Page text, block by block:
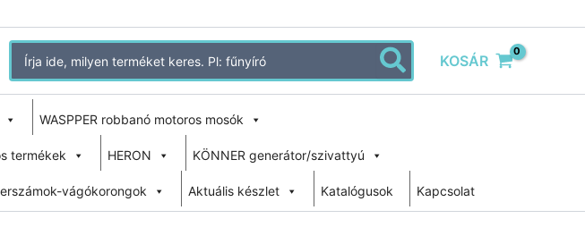
Search
for:
KOSÁR
WASPPER robbanó motoros mosók
termékek HERON KÖNNER generátor/szivattyú
vágókorongok Aktuális készlet Katalógusok Kapcsolat